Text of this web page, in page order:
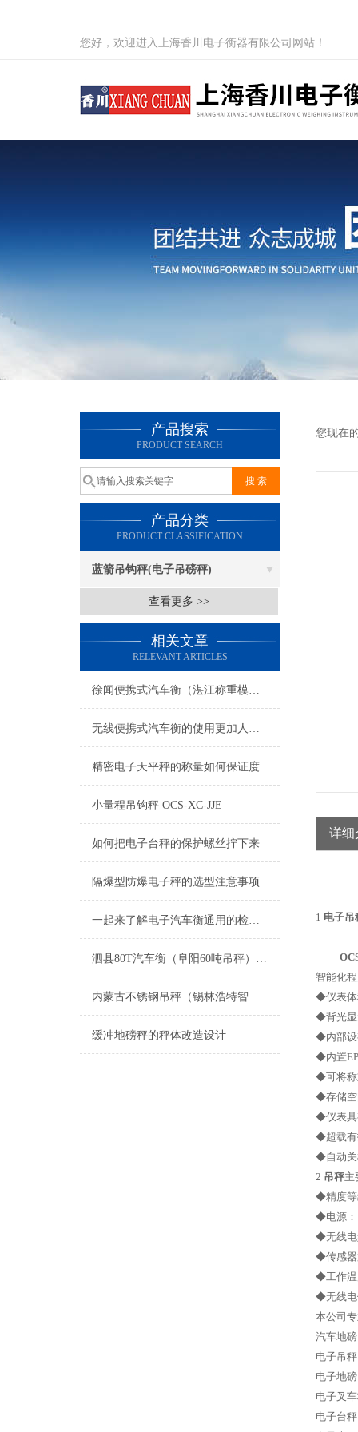
您好，欢迎进入上海香川电子衡器有限公司网站！
产品搜索
PRODUCT SEARCH
产品分类
PRODUCT CLASSIFICATION
蓝箭吊钩秤(电子吊磅秤)
查看更多 >>
相关文章
RELEVANT ARTICLES
徐闻便携式汽车衡（湛江称重模块）三水防爆秤）开平地磅维修
无线便携式汽车衡的使用更加人性化
精密电子天平秤的称量如何保证度
小量程吊钩秤 OCS-XC-JJE
如何把电子台秤的保护螺丝拧下来
隔爆型防爆电子秤的选型注意事项
一起来了解电子汽车衡通用的检修方法
泗县80T汽车衡（阜阳60吨吊秤）亳州便携式汽车衡）凤阳20吨地磅维修
内蒙古不锈钢吊秤（锡林浩特智能秤）阿巴嘎旗隔爆衡器）苏尼特左旗地磅维修
缓冲地磅秤的秤体改造设计
您现在
详细
1 电子吊
智能化
◆仪表体
◆背光显
◆内部设
◆内置
◆可将称
◆存储空
◆仪表具
◆超载有
◆自动关
2 吊秤主
◆精度等
◆电源：
◆无线电
◆传感器
◆工作
◆无线电
本公司
汽车地
电子吊
电子地
电子叉
电子台